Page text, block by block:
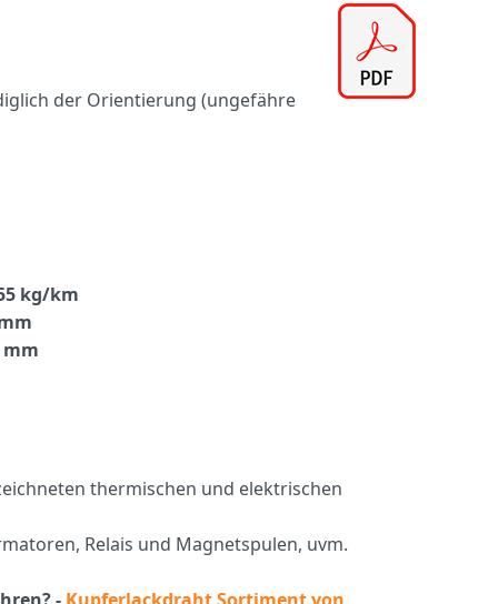
der Orientierung (ungefähre
kg/km
mm
thermischen und elektrischen
Relais und Magnetspulen, uvm.